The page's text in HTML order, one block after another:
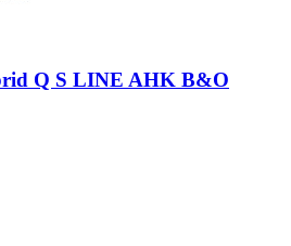
Q S LINE AHK B&O